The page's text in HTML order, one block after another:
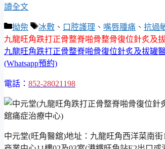
讀全文
分
類
拗柴
標
籤
冰敷 、 口腔護理 、 嘴唇腫痛 、 抗過
九龍旺角跌打正骨整脊啪骨整骨復位針炙及
九龍旺角跌打正骨整脊啪骨復位針炙及拔罐
(Whatsapp預約)
電話： 852-28021198
中元堂(旺角醫舘)地址：九龍旺角西洋菜南街